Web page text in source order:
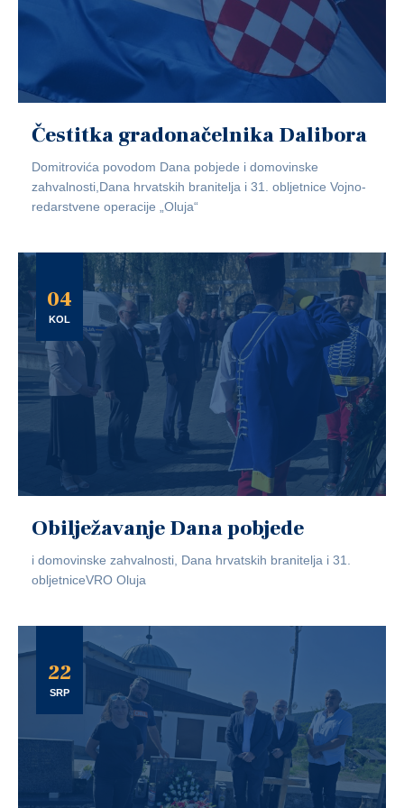
Čestitka gradonačelnika Dalibora
Domitrovića povodom Dana pobjede i domovinske
zahvalnosti,Dana hrvatskih branitelja i 31. obljetnice Vojno-
redarstvene operacije „Oluja“
04
KOL
Obilježavanje Dana pobjede
i domovinske zahvalnosti, Dana hrvatskih branitelja i 31.
obljetniceVRO Oluja
22
SRP